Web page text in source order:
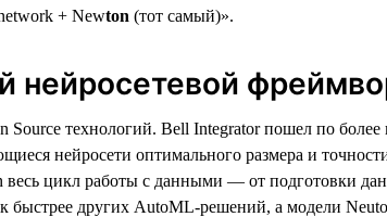
+ Newton (тот самый)».
нейросетевой
технологий. Bell Integrator пошел по
нейросети оптимального размера и
цикл работы с данными — от подготовки
быстрее других AutoML-решений, а модели